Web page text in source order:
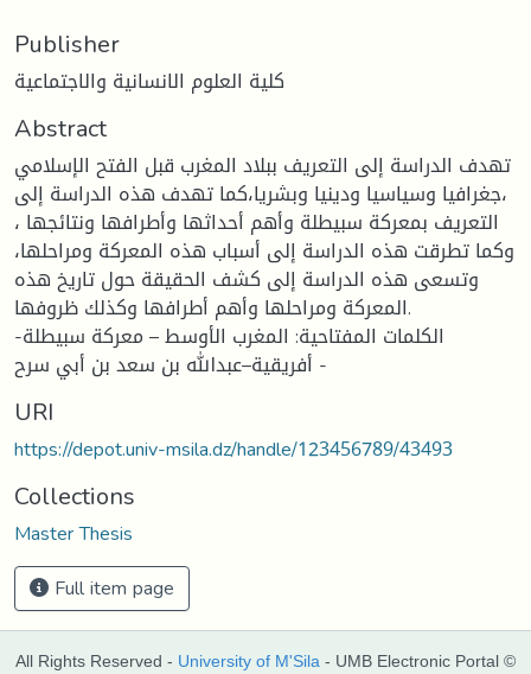
Publisher
كلية العلوم الانسانية والاجتماعية
Abstract
تهدف الدراسة إلى التعريف ببلاد المغرب قبل الفتح الإسلامي
،جغرافيا وسياسيا ودينيا وبشريا،كما تهدف هذه الدراسة إلى
التعريف بمعركة سبيطلة وأهم أحداثها وأطرافها ونتائجها ،
وكما تطرقت هذه الدراسة إلى أسباب هذه المعركة ومراحلها،
وتسعى هذه الدراسة إلى كشف الحقيقة حول تاريخ هذه
المعركة ومراحلها وأهم أطرافها وكذلك ظروفها.
الكلمات المفتاحية: المغرب الأوسط – معركة سبيطلة-
أفريقية–عبدالله بن سعد بن أبي سرح -
URI
https://depot.univ-msila.dz/handle/123456789/43493
Collections
Master Thesis
Full item page
All Rights Reserved - University of M'Sila - UMB Electronic Portal ©